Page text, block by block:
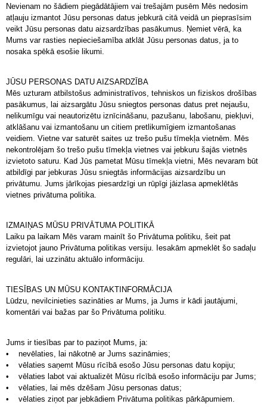
Nevienam no šādiem piegādātājiem vai trešajām pusēm Mēs nedosim
atļauju izmantot Jūsu personas datus jebkurā citā veidā un pieprasīsim
veikt Jūsu personas datu aizsardzības pasākumus. Ņemiet vērā, ka
Mums var rasties nepieciešamība atklāt Jūsu personas datus, ja to
nosaka spēkā esošie likumi.
JŪSU PERSONAS DATU AIZSARDZĪBA
Mēs uzturam atbilstošus administratīvos, tehniskos un fiziskos drošības
pasākumus, lai aizsargātu Jūsu sniegtos personas datus pret nejaušu,
nelikumīgu vai neautorizētu iznīcināšanu, pazušanu, labošanu, piekļuvi,
atklāšanu vai izmantošanu un citiem pretlikumīgiem izmantošanas
veidiem. Vietne var saturēt saites uz trešo pušu tīmekļa vietnēm. Mēs
nekontrolējam šo trešo pušu tīmekļa vietnes vai jebkuru šajās vietnēs
izvietoto saturu. Kad Jūs pametat Mūsu tīmekļa vietni, Mēs nevaram būt
atbildīgi par jebkuras Jūsu sniegtās informācijas aizsardzību un
privātumu. Jums jārīkojas piesardzīgi un rūpīgi jāizlasa apmeklētās
vietnes privātuma politika.
IZMAIŅAS MŪSU PRIVĀTUMA POLITIKĀ
Laiku pa laikam Mēs varam mainīt šo Privātuma politiku, šeit pat
izvietojot jauno Privātuma politikas versiju. Iesakām apmeklēt šo sadaļu
regulāri, lai uzzinātu aktuālo informāciju.
TIESĪBAS UN MŪSU KONTAKTINFORMĀCIJA
Lūdzu, nevilcinieties sazināties ar Mums, ja Jums ir kādi jautājumi,
komentāri vai bažas par šo Privātuma politiku.
Jums ir tiesības par to paziņot Mums, ja:
• nevēlaties, lai nākotnē ar Jums sazināmies;
• vēlaties saņemt Mūsu rīcībā esošo Jūsu personas datu kopiju;
• vēlaties labot vai aktualizēt Mūsu rīcībā esošo informāciju par Jums;
• vēlaties, lai mēs dzēšam Jūsu personas datus;
• vēlaties ziņot par jebkādiem Privātuma politikas pārkāpumiem.